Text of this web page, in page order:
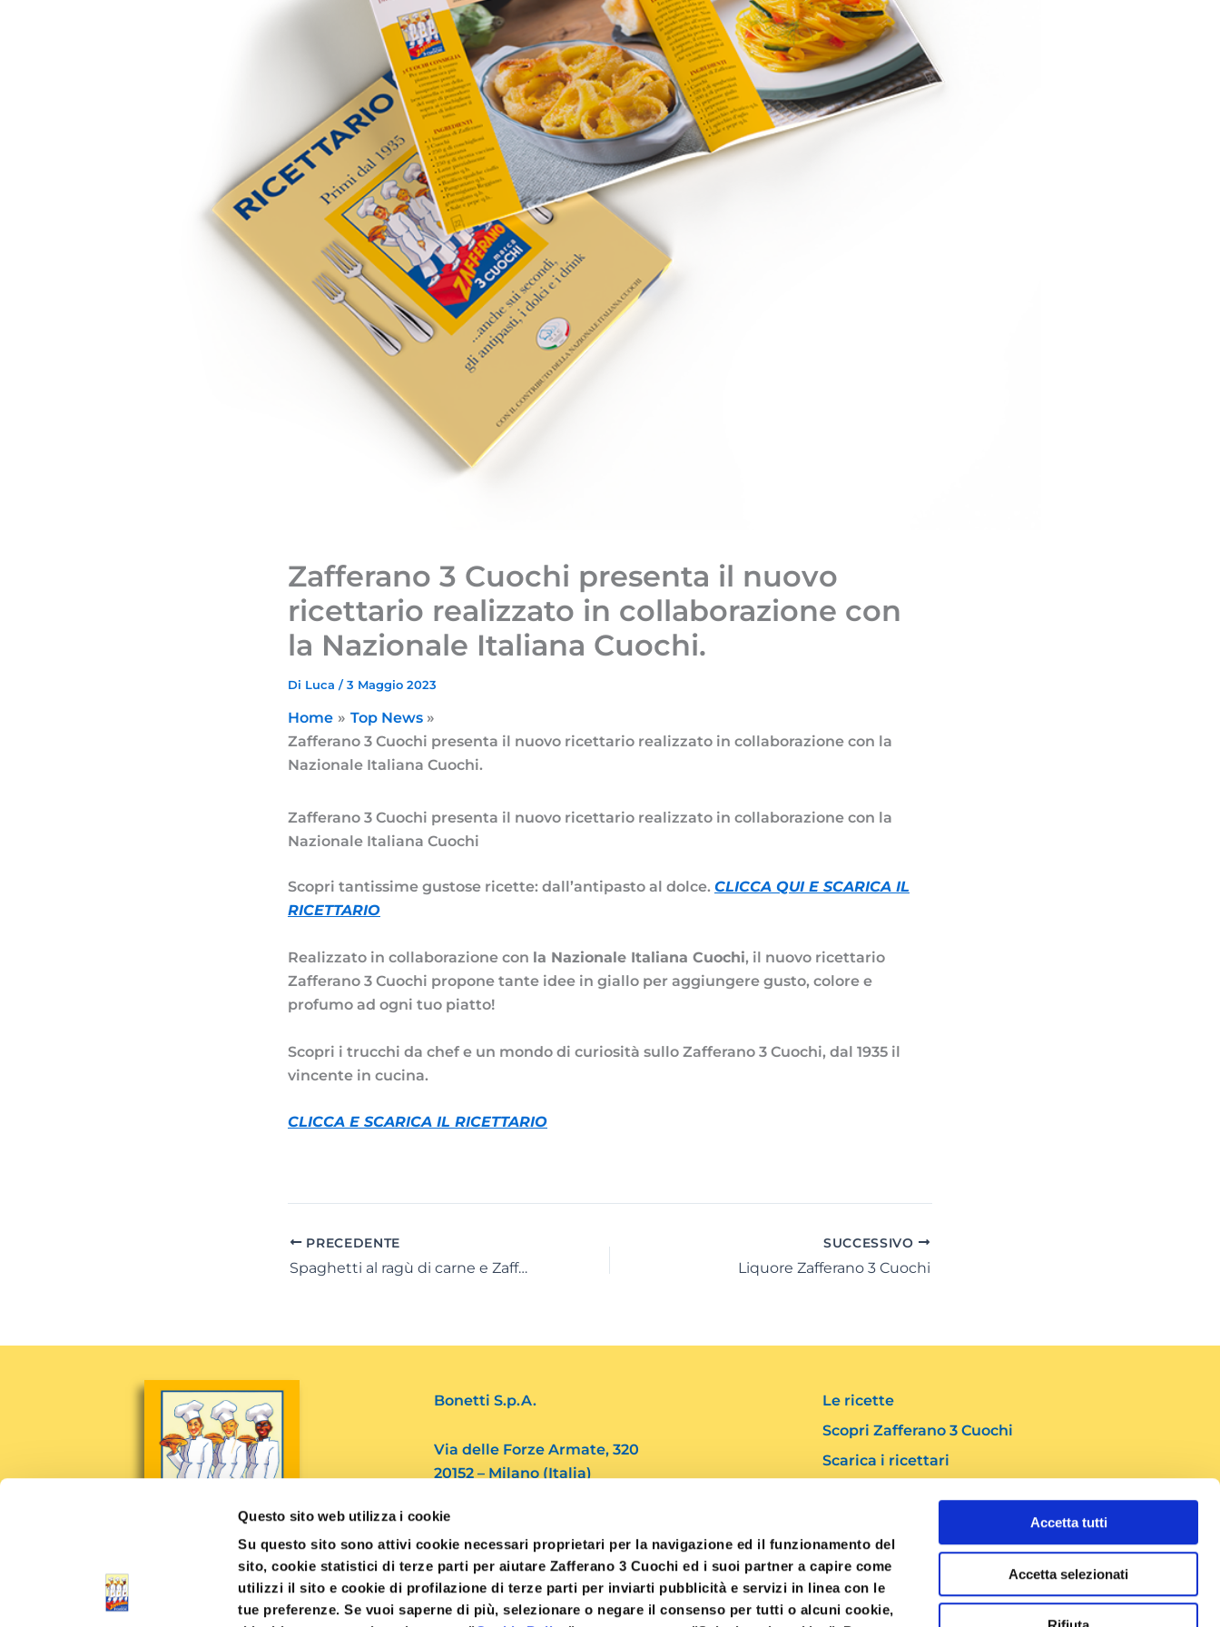
Questo sito web utilizza i cookie
Su questo sito sono attivi cookie necessari proprietari per la navigazione ed il funzionamento del
sito, cookie statistici di terze parti per aiutare Zafferano 3 Cuochi ed i suoi partner a capire come
utilizzi il sito e cookie di profilazione di terze parti per inviarti pubblicità e servizi in linea con le
tue preferenze. Se vuoi saperne di più, selezionare o negare il consenso per tutti o alcuni cookie,
Accetta tutti
Accetta selezionati
Zafferano 3 Cuochi presenta il nuovo
ricettario realizzato in collaborazione con
la Nazionale Italiana Cuochi.
Di Luca /3 Maggio 2023
Home
Top News
Zafferano 3 Cuochi presenta il nuovo ricettario realizzato in collaborazione con la
Nazionale Italiana Cuochi.
Zafferano 3 Cuochi presenta il nuovo ricettario realizzato in collaborazione con la
Nazionale Italiana Cuochi
Scopri tantissime gustose ricette: dall’antipasto al dolce. CLICCA QUI E SCARICA IL
RICETTARIO
Realizzato in collaborazione con la Nazionale Italiana Cuochi, il nuovo ricettario
Zafferano 3 Cuochi propone tante idee in giallo per aggiungere gusto, colore e
profumo ad ogni tuo piatto!
Scopri i trucchi da chef e un mondo di curiosità sullo Zafferano 3 Cuochi, dal 1935 il
vincente in cucina.
CLICCA E SCARICA IL RICETTARIO
PRECEDENTE
Spaghetti al ragù di carne e Zafferano 3 Cuochi
SUCCESSIVO
Liquore Zafferano 3 Cuochi
Bonetti S.p.A.
Via delle Forze Armate, 320
20152 – Milano (Italia)
Tel. 39.02 4562082
Fax. 39.02 48910769
info@3cuochi.it
Le ricette
Scopri Zafferano 3 Cuochi
Scarica i ricettari
Social
F
a
c
Y
u